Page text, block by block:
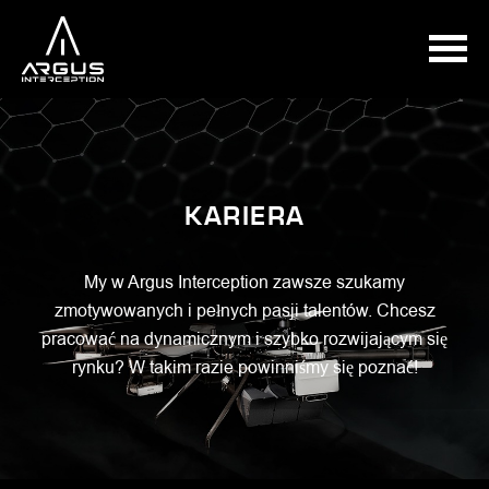
KARIERA
My w Argus Interception zawsze szukamy
zmotywowanych i pełnych pasji talentów. Chcesz
pracować na dynamicznym i szybko rozwijającym się
rynku? W takim razie powinniśmy się poznać!